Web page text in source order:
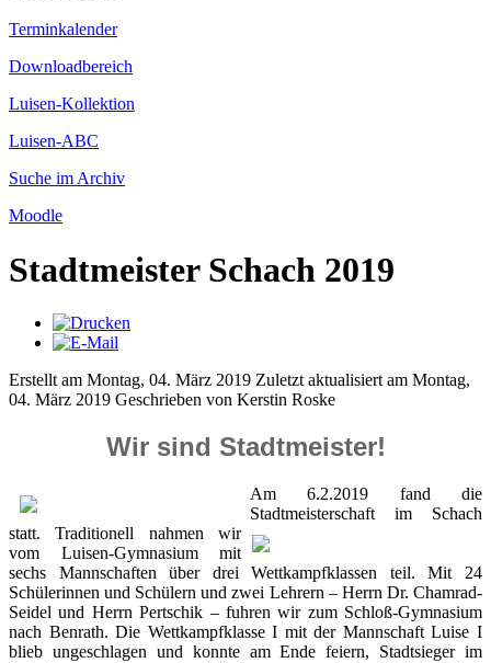
Terminkalender
Downloadbereich
Luisen-Kollektion
Luisen-ABC
Suche im Archiv
Moodle
Stadtmeister Schach 2019
Erstellt am Montag, 04. März 2019 Zuletzt aktualisiert am Montag,
04. März 2019 Geschrieben von Kerstin Roske
Wir sind Stadtmeister!
Am 6.2.2019 fand die
Stadtmeisterschaft im Schach
statt. Traditionell nahmen wir
vom Luisen-Gymnasium mit
sechs Mannschaften über drei Wettkampfklassen teil. Mit 24
Schülerinnen und Schülern und zwei Lehrern – Herrn Dr. Chamrad-
Seidel und Herrn Pertschik – fuhren wir zum Schloß-Gymnasium
nach Benrath. Die Wettkampfklasse I mit der Mannschaft Luise I
blieb ungeschlagen und konnte am Ende feiern, Stadtsieger im